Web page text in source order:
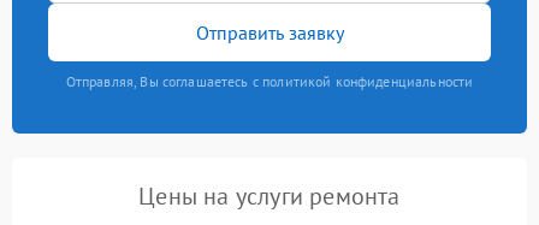
Отправить заявку
Отправляя, Вы соглашаетесь с политикой конфиденциальности
Цены на услуги ремонта